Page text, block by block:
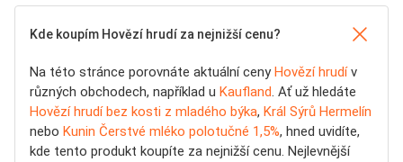
Kde koupím Hovězí hrudí za nejnižší cenu?
Na této stránce porovnáte aktuální cenyHovězí hrudív
různých obchodech, například u Kaufland. Ať už hledáte
Hovězí hrudí bez kosti z mladého býka, Král Sýrů Hermelín
nebo Kunin Čerstvé mléko polotučné 1,5%, hned uvidíte,
kde tento produkt koupíte za nejnižší cenu. Nejlevnější